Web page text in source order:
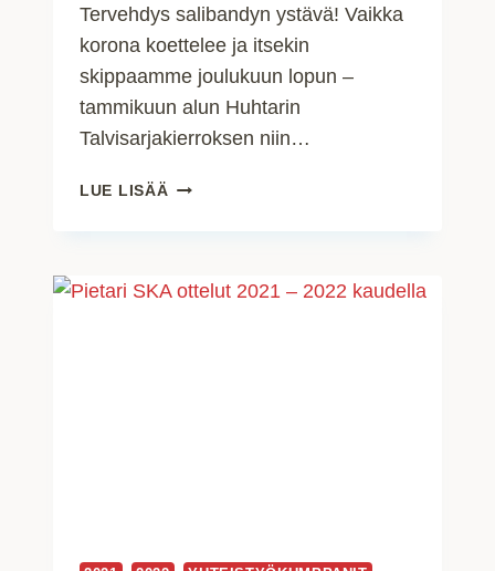
Tervehdys salibandyn ystävä! Vaikka
korona koettelee ja itsekin
skippaamme joulukuun lopun –
tammikuun alun Huhtarin
Talvisarjakierroksen niin…
LUE LISÄÄ HYVÄÄ
VUOSIA!